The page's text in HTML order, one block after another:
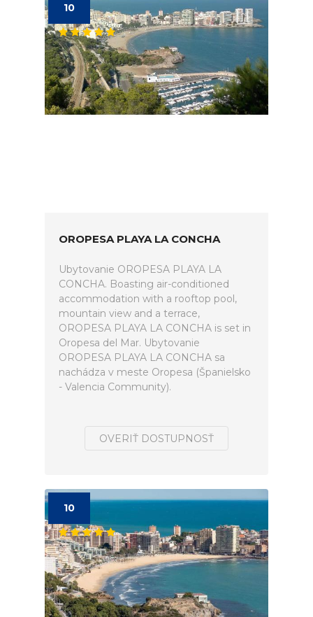
10
OROPESA PLAYA LA CONCHA
Ubytovanie OROPESA PLAYA LA
CONCHA. Boasting air-conditioned
accommodation with a rooftop pool,
mountain view and a terrace,
OROPESA PLAYA LA CONCHA is set in
Oropesa del Mar. Ubytovanie
OROPESA PLAYA LA CONCHA sa
nachádza v meste Oropesa (Španielsko
- Valencia Community).
OVERIŤ DOSTUPNOSŤ
10